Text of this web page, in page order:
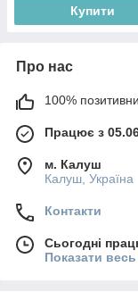
Купити
Про нас
100%
Працює з
м. Калуш
Калуш, Україна
Контакти
Сьогодні
Показати